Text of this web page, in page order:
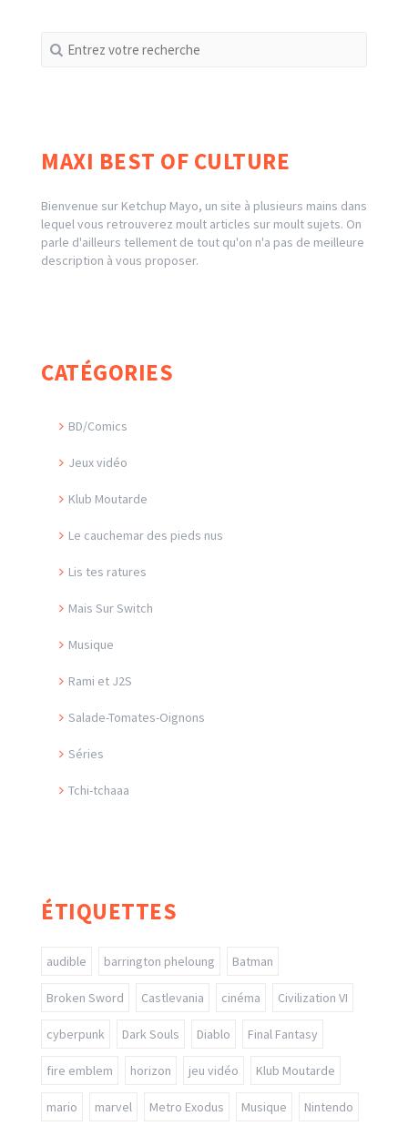
Recherche
pour
MAXI BEST OF CULTURE
Bienvenue sur Ketchup Mayo, un site à plusieurs mains dans
lequel vous retrouverez moult articles sur moult sujets. On
parle d'ailleurs tellement de tout qu'on n'a pas de meilleure
description à vous proposer.
CATÉGORIES
BD/Comics
Jeux vidéo
Klub Moutarde
Le cauchemar des pieds nus
Lis tes ratures
Mais Sur Switch
Musique
Rami et J2S
Salade-Tomates-Oignons
Séries
Tchi-tchaaa
ÉTIQUETTES
audible barrington pheloung Batman
Broken Sword Castlevania cinéma Civilization VI
cyberpunk Dark Souls Diablo Final Fantasy
fire emblem horizon jeu vidéo Klub Moutarde
mario marvel Metro Exodus Musique Nintendo